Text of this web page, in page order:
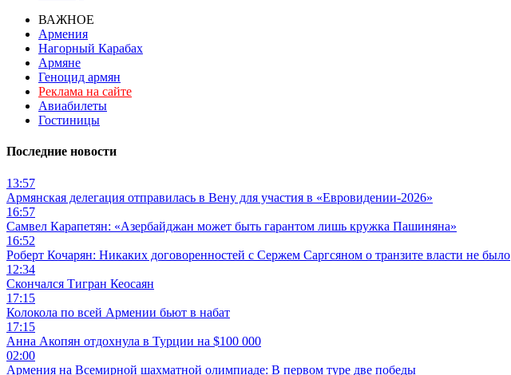
ВАЖНОЕ
Армения
Нагорный Карабах
Армяне
Геноцид армян
Реклама на сайте
Авиабилеты
Гостиницы
Последние новости
13:57
Армянская делегация отправилась в Вену для участия в «Евровидении-2026»
16:57
Самвел Карапетян: «Азербайджан может быть гарантом лишь кружка Пашиняна»
16:52
Роберт Кочарян: Никаких договоренностей с Сержем Саргсяном о транзите власти не было
12:34
Скончался Тигран Кеосаян
17:15
Колокола по всей Армении бьют в набат
17:15
Анна Акопян отдохнула в Турции на $100 000
02:00
Армения на Всемирной шахматной олимпиаде: В первом туре две победы